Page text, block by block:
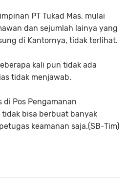
PT Tukad Mas, mulai
dan sejumlah lainya yang
di Kantornya, tidak terlihat.
kali pun tidak ada
tidak menjawab.
Pos Pengamanan
bisa berbuat banyak
keamanan saja.(SB-Tim)